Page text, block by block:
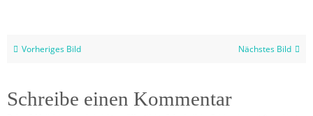
Vorheriges Bild Nächstes Bild
Schreibe einen Kommentar